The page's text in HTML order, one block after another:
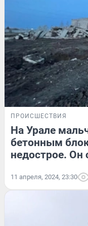
ПРОИСШЕСТВИЯ
На Урале
бетонным
недострое. Он
11 апреля, 2024, 23:30